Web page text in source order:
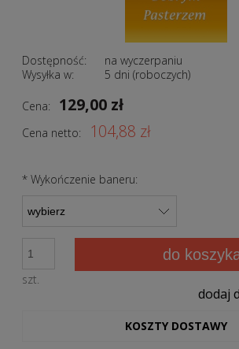
Dostępność:
na wyczerpaniu
Wysyłka w:
5 dni (roboczych)
Cena: 129,00 zł
Cena netto: 104,88 zł
* Wykończenie baneru:
szt.
do
dodaj
KOSZTY DOSTAWY